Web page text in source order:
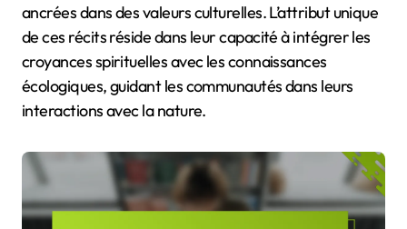
ancrées dans des valeurs culturelles. L’attribut unique
de ces récits réside dans leur capacité à intégrer les
croyances spirituelles avec les connaissances
écologiques, guidant les communautés dans leurs
interactions avec la nature.